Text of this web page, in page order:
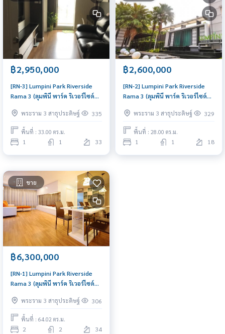
฿2,950,000
[RN-3] Lumpini Park Riverside
Rama 3 (ลุมพินี พาร์ค ริเวอร์ไซด์
ห้องนอน ใกล้พระราม 3 ขายคอนโด
ด่วน นัดดูห้องได้เลย วันนี้
พระราม 3 สาธุประดิษฐ์ 335
พื้นที่ : 33.00 ตร.ม.
1 1 33
฿2,600,000
[RN-2] Lumpini Park Riverside
Rama 3 (ลุมพินี พาร์ค ริเวอร์ไซด์
ห้องนอน ใกล้พระราม 3 คอนโดน่า
ซื้อ
พระราม 3 สาธุประดิษฐ์ 329
พื้นที่ : 28.00 ตร.ม.
1 1 18
ขาย
฿6,300,000
[RN-1] Lumpini Park Riverside
Rama 3 (ลุมพินี พาร์ค ริเวอร์ไซด์
ห้องนอน ใกล้พระราม 3 ทำเลดีมาก
ห้องพร้อมอยู่
พระราม 3 สาธุประดิษฐ์ 306
พื้นที่ : 64.02 ตร.ม.
2 2 34